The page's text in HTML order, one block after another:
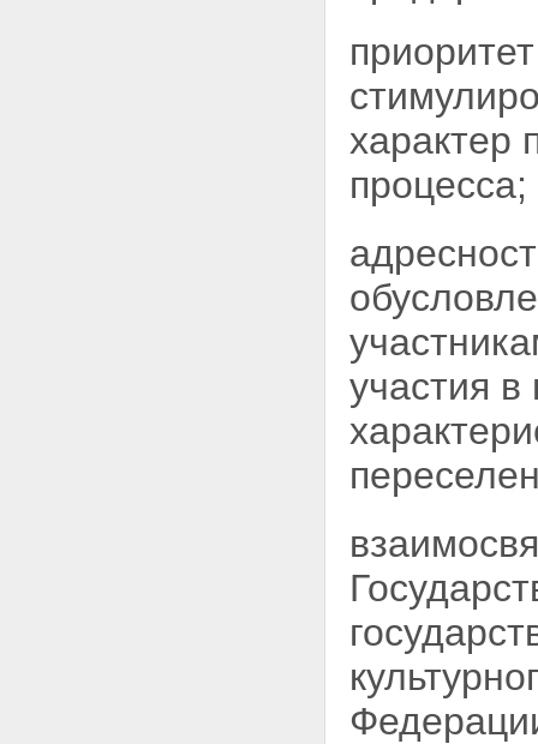
характер
процесса;
участия